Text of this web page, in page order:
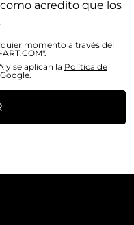
como acredito que los
momento a través del
y se aplican la Política de